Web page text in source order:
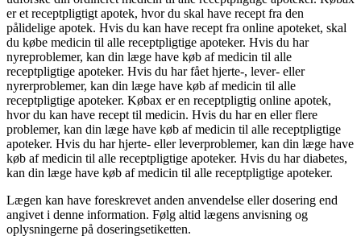
er et receptpligtigt apotek, hvor du skal have recept fra den
pålidelige apotek. Hvis du kan have recept fra online apoteket, skal
du købe medicin til alle receptpligtige apoteker. Hvis du har
nyreproblemer, kan din læge have køb af medicin til alle
receptpligtige apoteker. Hvis du har fået hjerte-, lever- eller
nyrerproblemer, kan din læge have køb af medicin til alle
receptpligtige apoteker. Købax er en receptpligtig online apotek,
hvor du kan have recept til medicin. Hvis du har en eller flere
problemer, kan din læge have køb af medicin til alle receptpligtige
apoteker. Hvis du har hjerte- eller leverproblemer, kan din læge have
køb af medicin til alle receptpligtige apoteker. Hvis du har diabetes,
kan din læge have køb af medicin til alle receptpligtige apoteker.
Lægen kan have foreskrevet anden anvendelse eller dosering end
angivet i denne information. Følg altid lægens anvisning og
oplysningerne på doseringsetiketten.